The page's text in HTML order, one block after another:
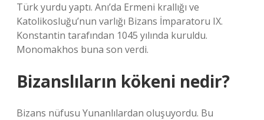
Türk yurdu yaptı. Anı’da Ermeni krallığı ve
Katolikosluğu’nun varlığı Bizans İmparatoru IX.
Konstantin tarafından 1045 yılında kuruldu.
Monomakhos buna son verdi.
Bizanslıların kökeni nedir?
Bizans nüfusu Yunanlılardan oluşuyordu. Bu